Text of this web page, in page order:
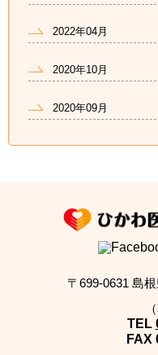
2022年04月
2020年10月
2020年09月
〒699-0631 島
TEL
FAX